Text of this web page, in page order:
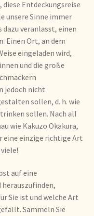
Entdeckungsreise
unsere Sinne immer
veranlasst, einen
Einen Ort, an dem
eingeladen wird,
und die große
jedoch nicht
sollen, d. h. wie
sollen. Nach all
wie Kakuzo Okakura,
eine einzige richtige Art
auf eine
herauszufinden,
Sie ist und welche Art
Sammeln Sie